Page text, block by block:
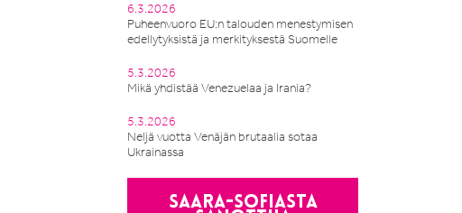
6.3.2026
Puheenvuoro EU:n talouden menestymisen
edellytyksistä ja merkityksestä Suomelle
5.3.2026
Mikä yhdistää Venezuelaa ja Irania?
5.3.2026
Neljä vuotta Venäjän brutaalia sotaa
Ukrainassa
Saara-Sofiasta